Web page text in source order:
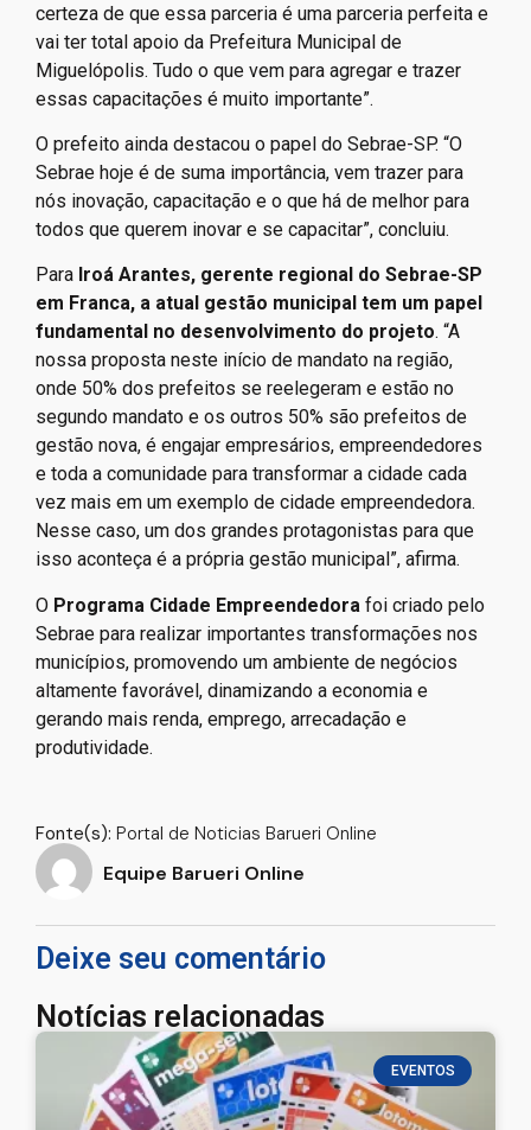
certeza de que essa parceria é uma parceria perfeita e
vai ter total apoio da Prefeitura Municipal de
Miguelópolis. Tudo o que vem para agregar e trazer
essas capacitações é muito importante”.
O prefeito ainda destacou o papel do Sebrae-SP. “O
Sebrae hoje é de suma importância, vem trazer para
nós inovação, capacitação e o que há de melhor para
todos que querem inovar e se capacitar”, concluiu.
Para Iroá Arantes, gerente regional do Sebrae-SP
em Franca, a atual gestão municipal tem um papel
fundamental no desenvolvimento do projeto. “A
nossa proposta neste início de mandato na região,
onde 50% dos prefeitos se reelegeram e estão no
segundo mandato e os outros 50% são prefeitos de
gestão nova, é engajar empresários, empreendedores
e toda a comunidade para transformar a cidade cada
vez mais em um exemplo de cidade empreendedora.
Nesse caso, um dos grandes protagonistas para que
isso aconteça é a própria gestão municipal”, afirma.
O Programa Cidade Empreendedora foi criado pelo
Sebrae para realizar importantes transformações nos
municípios, promovendo um ambiente de negócios
altamente favorável, dinamizando a economia e
gerando mais renda, emprego, arrecadação e
produtividade.
Fonte(s): Portal de Noticias Barueri Online
Equipe Barueri Online
Deixe seu comentário
Notícias relacionadas
EVENTOS